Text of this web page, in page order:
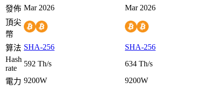
發佈 Mar 2026
Mar 2026
頂尖
幣
算法 SHA-256
SHA-256
Hash
rate
592 Th/s 634 Th/s
電力 9200W
9200W